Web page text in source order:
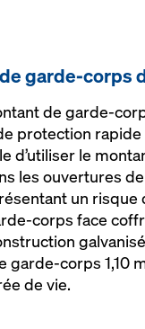
garde-corps
de garde-
protection
d’utiliser le
les ouvertures
un risque
corps face
garde-corps 1,10
de vie.